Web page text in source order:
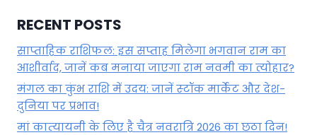
RECENT POSTS
साप्ताहिक राशिफल: इस सप्ताह मिलेगा भगवान राम का
आशीर्वाद, जानें कब मनाया जाएगा राम नवमी का त्योहार?
मंगल का कुंभ राशि में उदय: जानें स्‍टॉक मार्केट और देश-
दुनिया पर प्रभाव!
मां कात्‍यायनी के लिए है चैत्र नवरात्रि 2026 का छठा दिन!